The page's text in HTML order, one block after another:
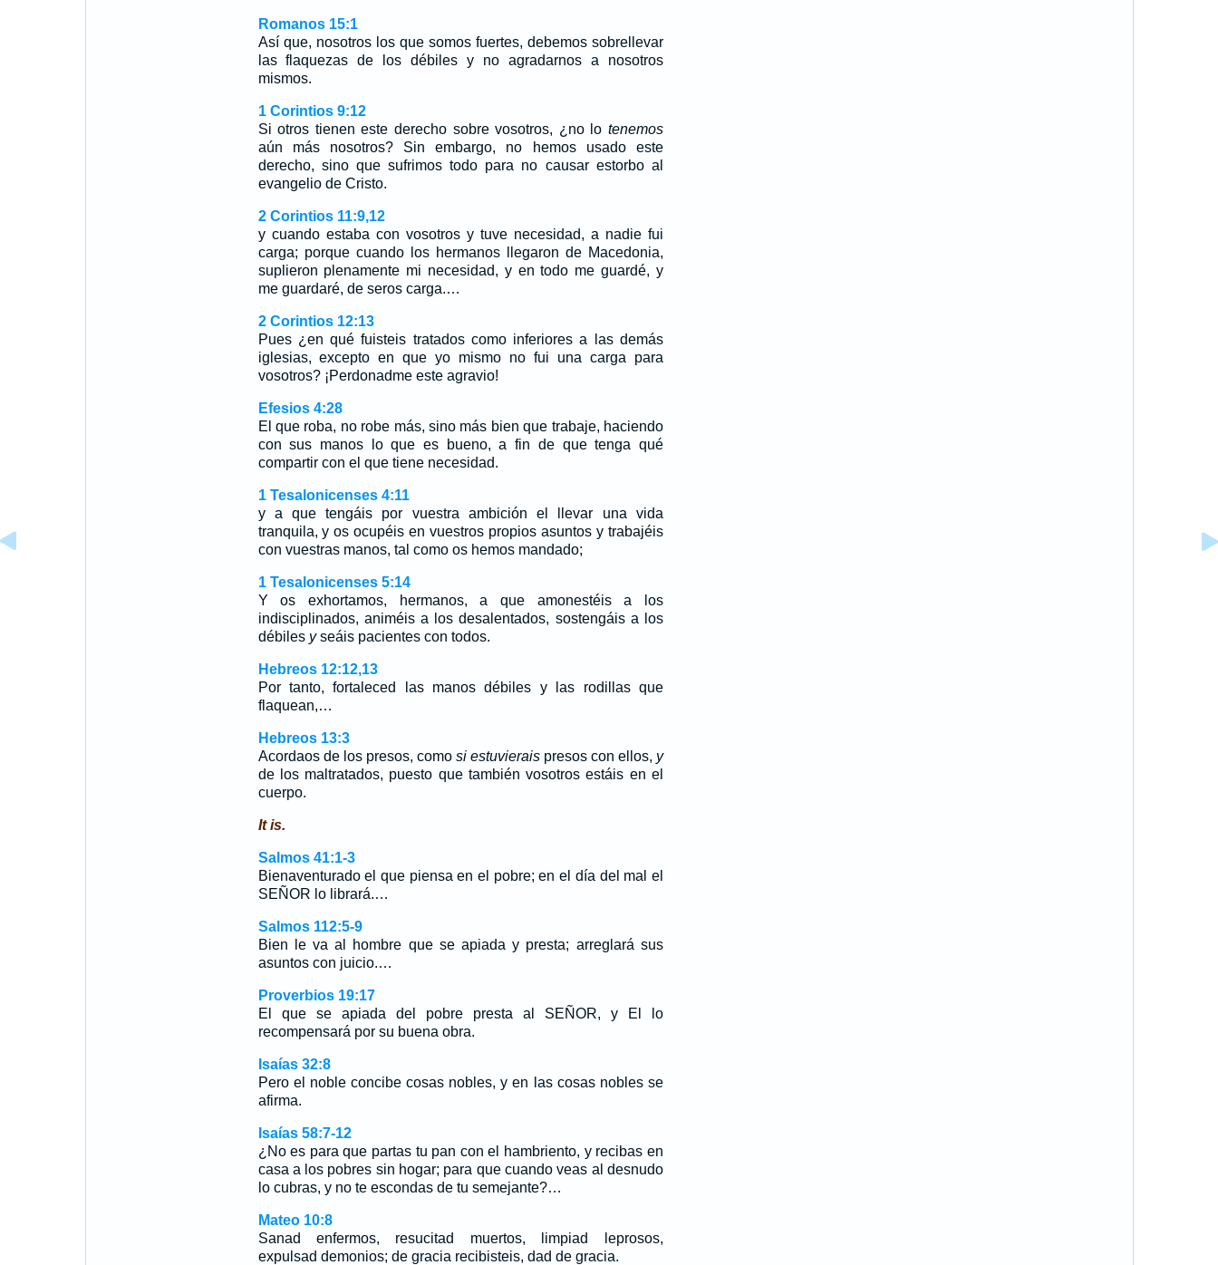
Romanos 15:1
Así que, nosotros los que somos fuertes, debemos sobrellevar
las flaquezas de los débiles y no agradarnos a nosotros
mismos.
1 Corintios 9:12
Si otros tienen este derecho sobre vosotros, ¿no lo tenemos
aún más nosotros? Sin embargo, no hemos usado este
derecho, sino que sufrimos todo para no causar estorbo al
evangelio de Cristo.
2 Corintios 11:9,12
y cuando estaba con vosotros y tuve necesidad, a nadie fui
carga; porque cuando los hermanos llegaron de Macedonia,
suplieron plenamente mi necesidad, y en todo me guardé, y
me guardaré, de seros carga.…
2 Corintios 12:13
Pues ¿en qué fuisteis tratados como inferiores a las demás
iglesias, excepto en que yo mismo no fui una carga para
vosotros? ¡Perdonadme este agravio!
Efesios 4:28
El que roba, no robe más, sino más bien que trabaje, haciendo
con sus manos lo que es bueno, a fin de que tenga qué
compartir con el que tiene necesidad.
1 Tesalonicenses 4:11
y a que tengáis por vuestra ambición el llevar una vida
tranquila, y os ocupéis en vuestros propios asuntos y trabajéis
con vuestras manos, tal como os hemos mandado;
1 Tesalonicenses 5:14
Y os exhortamos, hermanos, a que amonestéis a los
indisciplinados, animéis a los desalentados, sostengáis a los
débiles yseáis pacientes con todos.
Hebreos 12:12,13
Por tanto, fortaleced las manos débiles y las rodillas que
flaquean,…
Hebreos 13:3
Acordaos de los presos, como si estuvieraispresos con ellos, y
de los maltratados, puesto que también vosotros estáis en el
cuerpo.
It is.
Salmos 41:1-3
Bienaventurado el que piensa en el pobre; en el día del mal el
SEÑOR lo librará.…
Salmos 112:5-9
Bien le va al hombre que se apiada y presta; arreglará sus
asuntos con juicio.…
Proverbios 19:17
El que se apiada del pobre presta al SEÑOR, y El lo
recompensará por su buena obra.
Isaías 32:8
Pero el noble concibe cosas nobles, y en las cosas nobles se
afirma.
Isaías 58:7-12
¿No es para que partas tu pan con el hambriento, y recibas en
casa a los pobres sin hogar; para que cuando veas al desnudo
lo cubras, y no te escondas de tu semejante?…
Mateo 10:8
Sanad enfermos, resucitad muertos, limpiad leprosos,
expulsad demonios; de gracia recibisteis, dad de gracia.